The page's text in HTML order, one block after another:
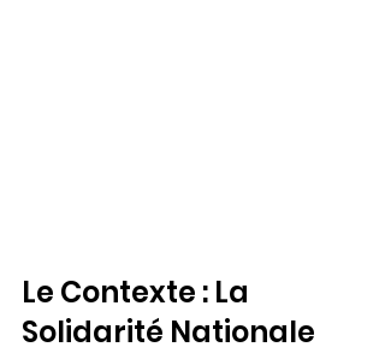
Le Contexte : La
Solidarité Nationale